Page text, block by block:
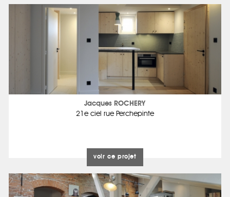
Jacques ROCHERY
21e ciel rue Perchepinte
voir ce projet